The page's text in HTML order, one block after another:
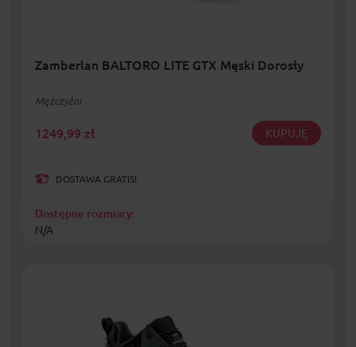
Zamberlan BALTORO LITE GTX Męski Dorosły
Mężczyźni
1249,99 zł KUPUJĘ
DOSTAWA GRATIS!
Dostępne rozmiary:
N/A